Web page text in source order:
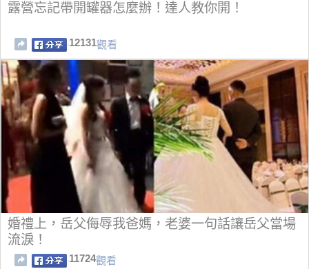
露營忘記帶開罐器怎麼辦！達人教你開！
12131觀看
婚禮上，岳父侮辱我爸媽，老婆一句話讓岳父當場
流淚！
11724觀看